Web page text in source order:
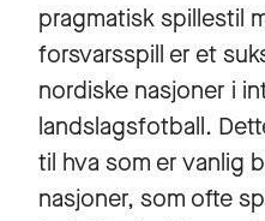
pragmatisk spillestil
forsvarsspill er et
nordiske nasjoner i
landslagsfotball.
til hva som er vanlig
nasjoner, som ofte